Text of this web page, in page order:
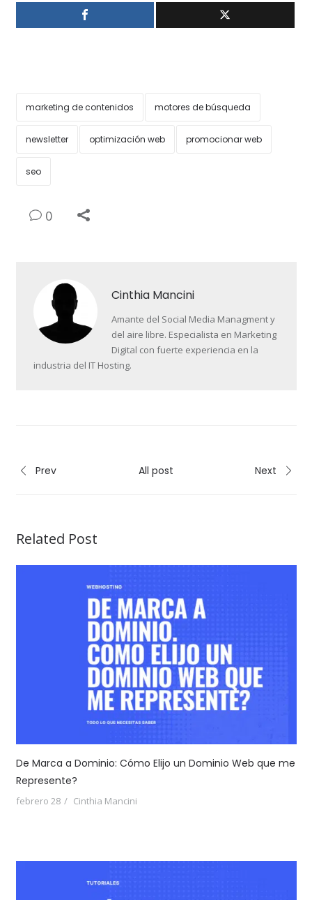
marketing de contenidos motores de búsqueda
newsletter optimización web promocionar web
seo
0
Cinthia Mancini
Amante del Social Media Managment y
del aire libre. Especialista en Marketing
Digital con fuerte experiencia en la
industria del IT Hosting.
Prev All post Next
Related Post
De Marca a Dominio: Cómo Elijo un Dominio Web que me
Represente?
febrero 28 Cinthia Mancini